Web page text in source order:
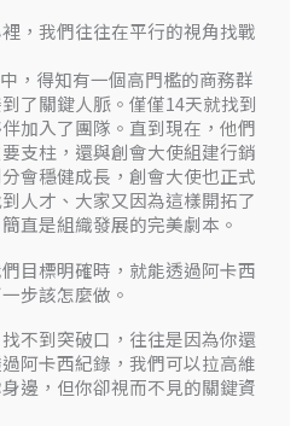
，我們往往在平行的視角找戰
，得知有一個高門檻的商務群
了關鍵人脈。僅僅14天就找到
加入了團隊。直到現在，他們
支柱，還與創會大使組建行銷
會穩健成長，創會大使也正式
人才、大家又因為這樣開拓了
直是組織發展的完美劇本。
目標明確時，就能透過阿卡西
步該怎麼做。
不到突破口，往往是因為你還
阿卡西紀錄，我們可以拉高維
邊，但你卻視而不見的關鍵資